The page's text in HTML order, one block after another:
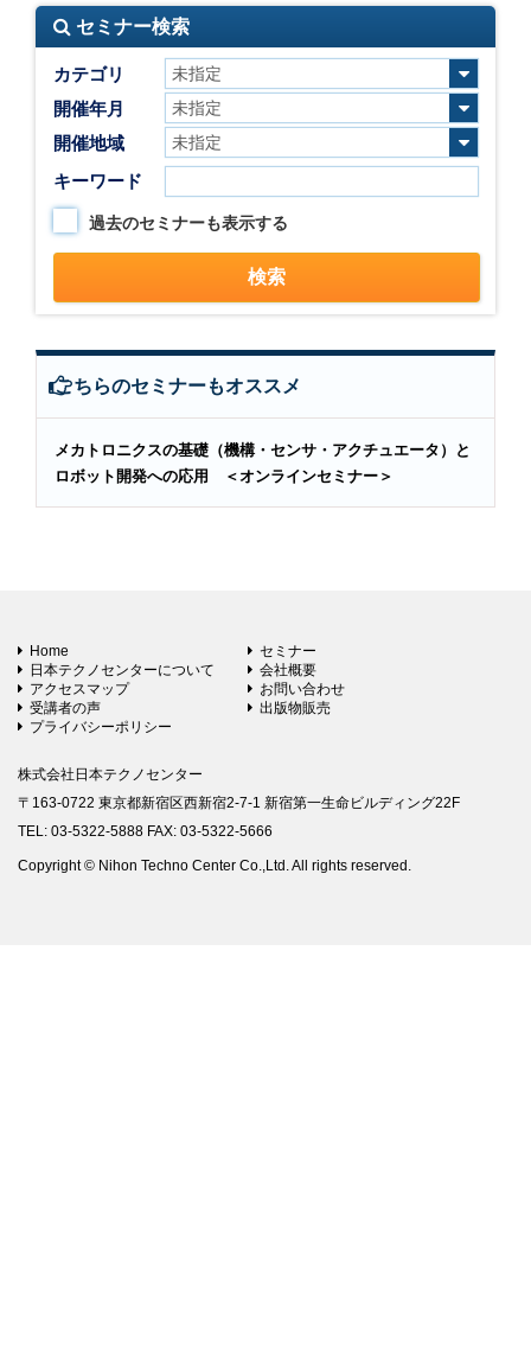
セミナー検索
カテゴリ
開催年月
開催地域
キーワード
過去のセミナーも表示する
こちらのセミナーもオススメ
メカトロニクスの基礎（機構・センサ・アクチュエータ）と
ロボット開発への応用 ＜オンラインセミナー＞
Home
セミナー
日本テクノセンターについて
会社概要
アクセスマップ
お問い合わせ
受講者の声
出版物販売
プライバシーポリシー
株式会社日本テクノセンター
〒163-0722 東京都新宿区西新宿2-7-1 新宿第一生命ビルディング22F
TEL: 03-5322-5888 FAX: 03-5322-5666
Copyright © Nihon Techno Center Co.,Ltd. All rights reserved.